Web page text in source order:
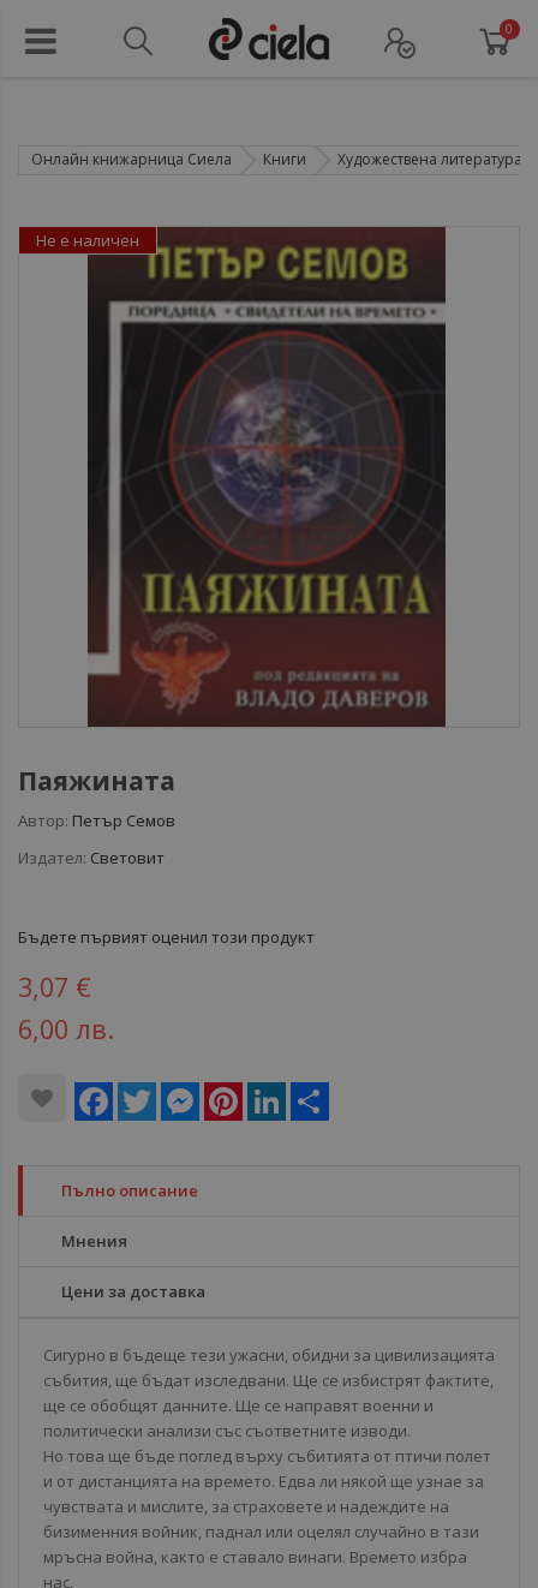
0
Онлайн книжарница Сиела Книги Художествена литература
Паяжината
Автор: Петър Семов
Издател: Световит
Бъдете първият оценил този продукт
3,07 €
6,00 лв.
Facebook
Twitter MessengerPinterestLinkedIn
Не е наличен
Пълно описание
Мнения
Цени за доставка
Сигурно в бъдеще тези ужасни, обидни за цивилизацията
събития, ще бъдат изследвани. Ще се избистрят фактите,
ще се обобщят данните. Ще се направят военни и
политически анализи със съответните изводи.
Но това ще бъде поглед върху събитията от птичи полет
и от дистанцията на времето. Едва ли някой ще узнае за
чувствата и мислите, за страховете и надеждите на
бизименния войник, паднал или оцелял случайно в тази
мръсна война, както е ставало винаги. Времето избра
нас.